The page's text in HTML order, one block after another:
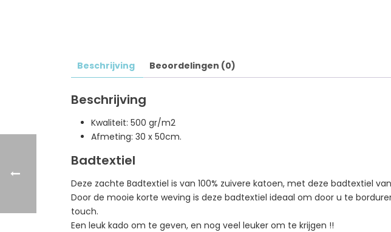
Beschrijving Beoordelingen (0)
Beschrijving
Kwaliteit: 500 gr/m2
Afmeting: 30 x 50cm.
Badtextiel
Deze zachte Badtextiel is van 100% zuivere katoen, met deze badtextiel
Door de mooie korte weving is deze badtextiel ideaal om door u te
touch.
Een leuk kado om te geven, en nog veel leuker om te krijgen !!